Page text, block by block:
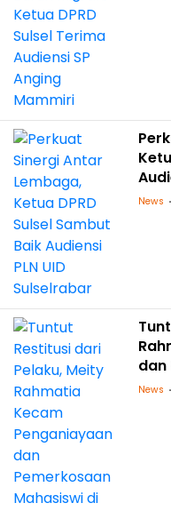
News
dan
News